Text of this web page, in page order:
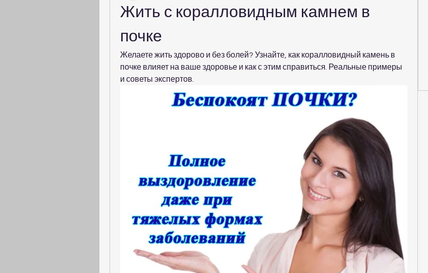
Жить с коралловидным камнем в
почке
Желаете жить здорово и без болей? Узнайте, как коралловидный камень в
почке влияет на ваше здоровье и как с этим справиться. Реальные примеры
и советы экспертов.